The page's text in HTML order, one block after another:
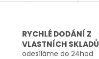
RYCHLÉ DODÁNÍ Z
VLASTNÍCH SKLADŮ
odesíláme do 24hod